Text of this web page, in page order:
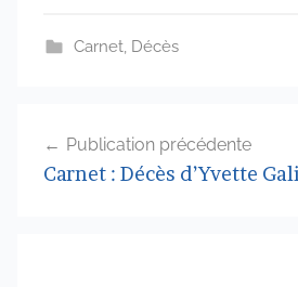
Carnet, Décès
de
Publication précédente
Carnet : Décès d’Yvette